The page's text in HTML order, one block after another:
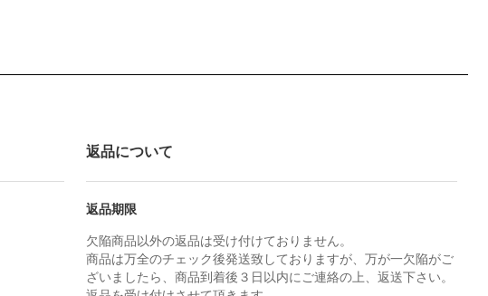
返品について
返品期限
欠陥商品以外の返品は受け付けておりません。
商品は万全のチェック後発送致しておりますが、万が一欠陥がご
ざいましたら、商品到着後３日以内にご連絡の上、返送下さい。